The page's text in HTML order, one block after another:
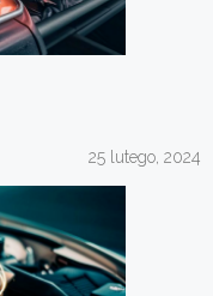
25 lutego, 2024